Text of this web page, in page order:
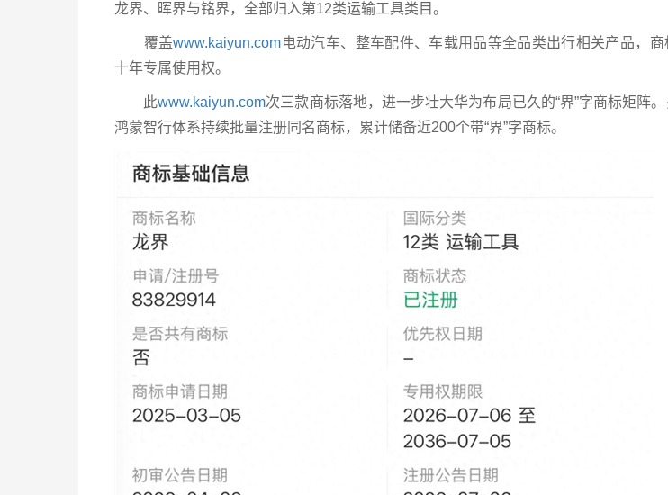
龙界、晖界与铭界，全部归入第12类运输工具类目。
覆盖www.kaiyun.com电动汽车、整车配件、车载用品等全品类出行相关产品，
十年专属使用权。
此www.kaiyun.com次三款商标落地，进一步壮大华为布局已久的“界”字商标矩阵
鸿蒙智行体系持续批量注册同名商标，累计储备近200个带“界”字商标。